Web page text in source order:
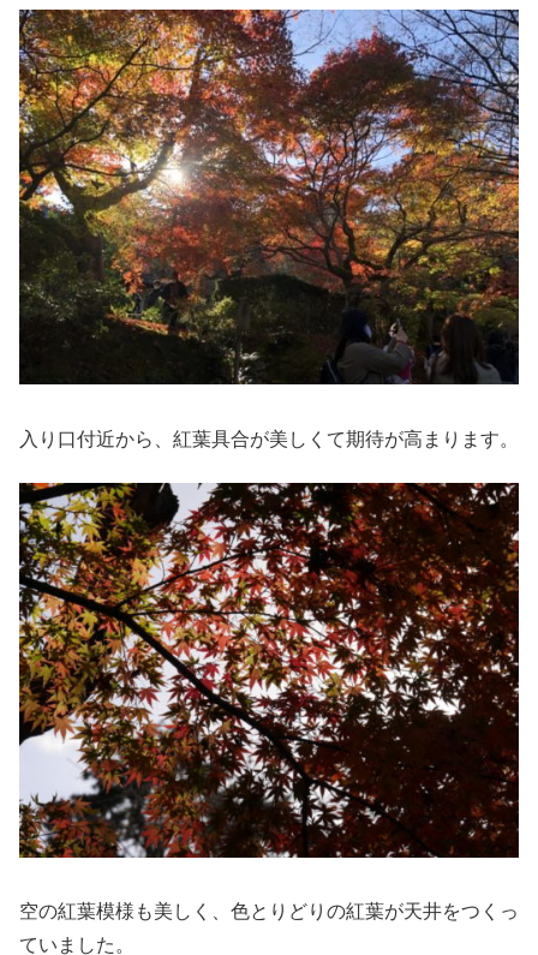
入り口付近から、紅葉具合が美しくて期待が高まります。
空の紅葉模様も美しく、色とりどりの紅葉が天井をつくっ
ていました。